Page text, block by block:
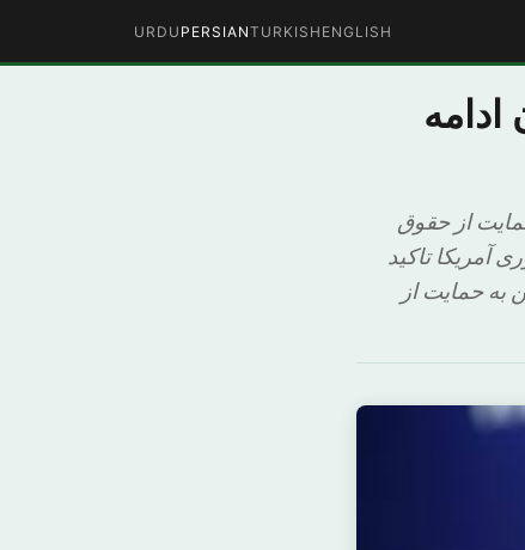
ENGLISH
TURKISH
PERSIAN
URDU
از حقوق
آمریکا تاکید
به حمایت از